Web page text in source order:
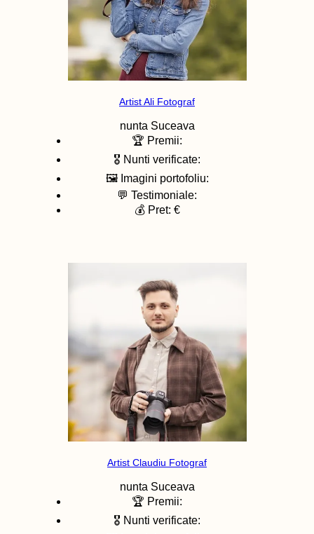
Artist Ali Fotograf
nunta Suceava
🏆 Premii:
🎖️ Nunti verificate:
🖼️ Imagini portofoliu:
💬 Testimoniale:
💰 Pret: €
Artist Claudiu Fotograf
nunta Suceava
🏆 Premii:
🎖️ Nunti verificate: